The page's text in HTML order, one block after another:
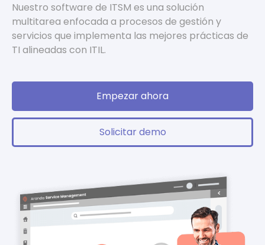
Nuestro software de ITSM es una solución
multitarea enfocada a procesos de gestión y
servicios que implementa las mejores prácticas de
TI alineadas con ITIL.
Empezar ahora
Solicitar demo